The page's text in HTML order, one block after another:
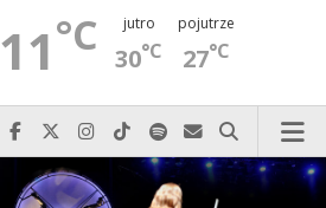
11°C jutro
30°C
pojutrze
27°C
Najlepiej po prostu do nas zadzwoń
Odwiedź nas na Facebook-u
Odwiedź nas na X
Odwiedź nas na Instagram-ie
Odwiedź nas na TikTok-u
Szukaj nas na Spotify
Wyślij do nas
Szukaj